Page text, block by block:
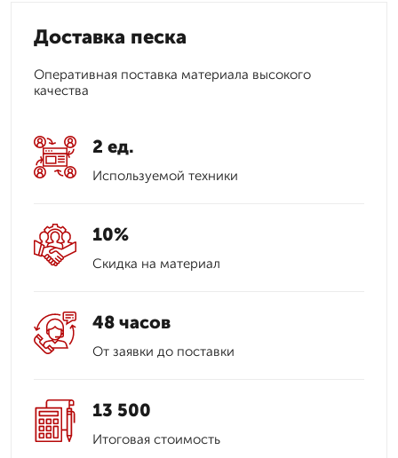
Доставка песка
Оперативная поставка материала высокого
качества
2 ед.
Используемой техники
10%
Скидка на материал
48 часов
От заявки до поставки
13 500
Итоговая стоимость